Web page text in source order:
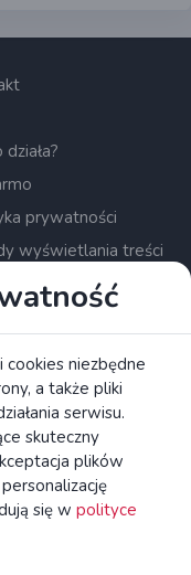
działa?
prywatności
wyświetlania treści
550 000 PLN.
przez Komisję
konsumentów.
Wszelkie Prawa
cookies niezbędne
a także pliki
serwisu.
skuteczny
plików
się w polityce